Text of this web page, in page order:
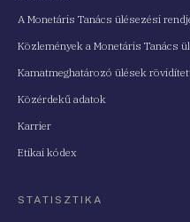
A Monetáris Tanács ülésezési
Közlemények a Monetáris Tanács
Kamatmeghatározó ülések
Közérdekű adatok
Karrier
Etikai kódex
STATISZTIKA